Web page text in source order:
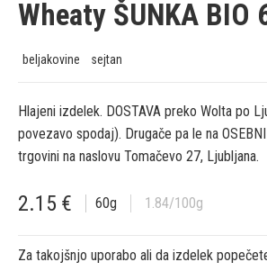
Wheaty ŠUNKA BIO
beljakovine sejtan
Hlajeni izdelek. DOSTAVA preko Wolta po
povezavo spodaj). Drugače pa le na
trgovini na naslovu Tomačevo 27, Ljubljana.
2.15 € 60g 1.84/100g
Za takojšnjo uporabo ali da izdelek